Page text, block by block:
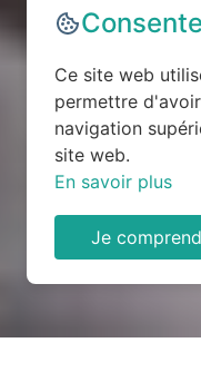
Ce site web
permettre
navigation
site web.
En savoir plus
Je comprend